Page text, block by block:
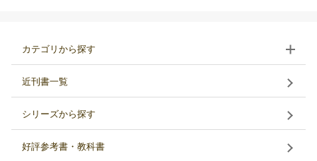
カテゴリから探す
近刊書一覧
シリーズから探す
好評参考書・教科書